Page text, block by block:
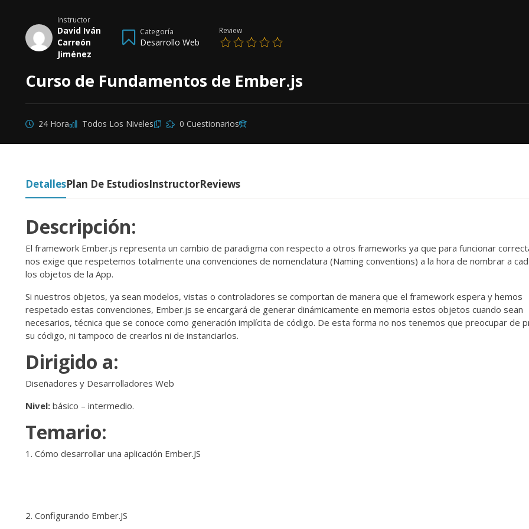
Instructor
David Iván
Carreón
Jiménez
Categoría
Desarrollo Web
Review
Curso de Fundamentos de Ember.js
24 Hora Todos Los Niveles 0 Cuestionarios
DetallesPlan De EstudiosInstructorReviews
Descripción:
El framework Ember.js representa un cambio de paradigma con respecto a otros frameworks ya que para funcionar
nos exige que respetemos totalmente una convenciones de nomenclatura (Naming conventions) a la hora de nombrar a
los objetos de la App.
Si nuestros objetos, ya sean modelos, vistas o controladores se comportan de manera que el framework espera y hemos
respetado estas convenciones, Ember.js se encargará de generar dinámicamente en memoria estos objetos cuando sean
necesarios, técnica que se conoce como generación implícita de código. De esta forma no nos tenemos que preocupar de
su código, ni tampoco de crearlos ni de instanciarlos.
Dirigido a:
Diseñadores y Desarrolladores Web
Nivel: básico – intermedio.
Temario:
Cómo desarrollar una aplicación Ember.JS
Configurando Ember.JS